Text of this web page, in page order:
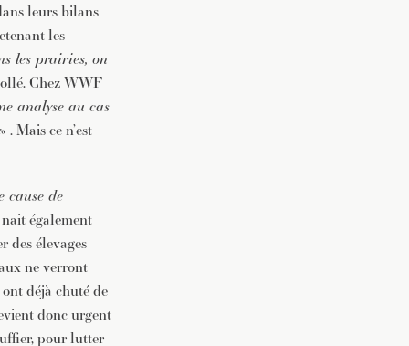
leurs bilans
les
les prairies, on
Chez WWF
analyse au cas
« . Mais ce n’est
cause de
également
des élevages
ne verront
déjà chuté de
donc urgent
pour lutter